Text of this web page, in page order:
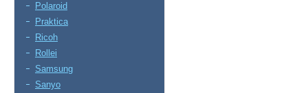
Polaroid
Praktica
Ricoh
Rollei
Samsung
Sanyo